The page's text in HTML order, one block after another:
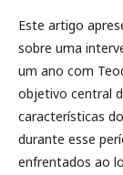
Este artigo
sobre uma
um ano com
objetivo central
características
durante esse
enfrentados ao